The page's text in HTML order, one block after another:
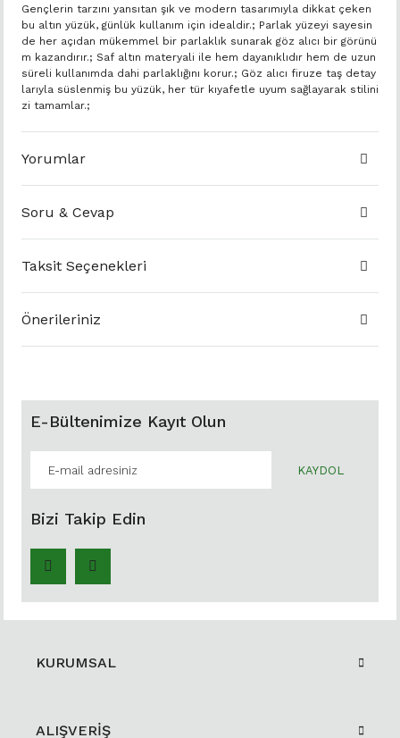
Gençlerin tarzını yansıtan şık ve modern tasarımıyla dikkat çeken
bu altın yüzük, günlük kullanım için idealdir.; Parlak yüzeyi sayesin
de her açıdan mükemmel bir parlaklık sunarak göz alıcı bir görünü
m kazandırır.; Saf altın materyali ile hem dayanıklıdır hem de uzun
süreli kullanımda dahi parlaklığını korur.; Göz alıcı firuze taş detay
larıyla süslenmiş bu yüzük, her tür kıyafetle uyum sağlayarak stilini
zi tamamlar.;
Yorumlar
Soru & Cevap
Taksit Seçenekleri
Önerileriniz
E-Bültenimize Kayıt Olun
KAYDOL
Bizi Takip Edin
KURUMSAL
ALIŞVERİŞ